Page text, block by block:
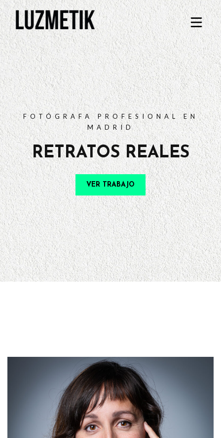
TARIFAS
PREGUNTAS FRECUENTES
CONTACTO
FOTÓGRAFA PROFESIONAL EN
MADRID
RETRATOS REALES
VER TRABAJO